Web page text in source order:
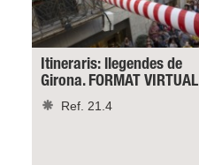
Itineraris: llegendes de
Girona. FORMAT VIRTUAL
Ref. 21.4